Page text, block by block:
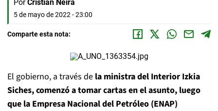
Por Cristian Neira
5 de mayo de 2022 - 23:00
Comparte esta nota:
El gobierno, a través de la ministra del Interior Izkia
Siches, comenzó a tomar cartas en el asunto, luego
que la Empresa Nacional del Petróleo (ENAP)